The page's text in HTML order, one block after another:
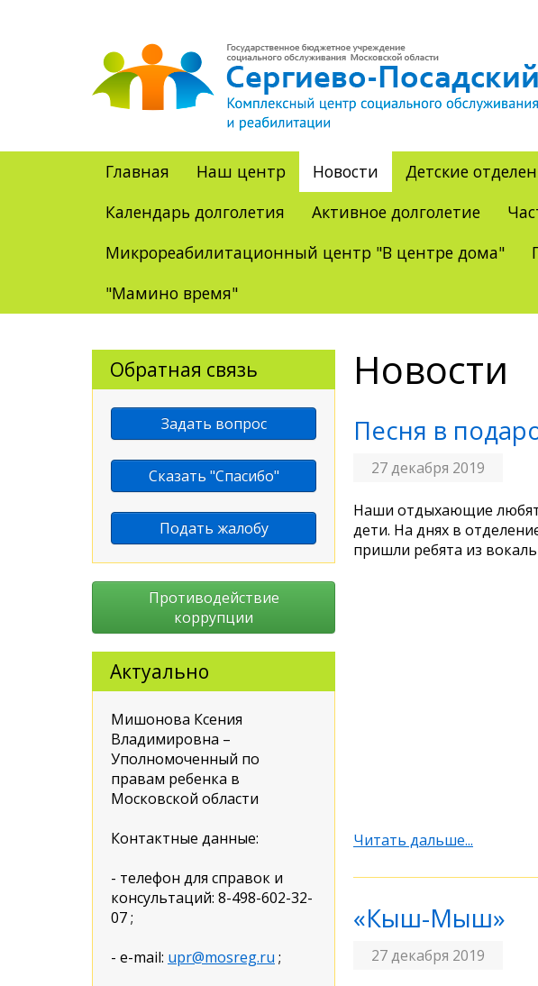
Главная Наш центр Новости Детские
Календарь долголетия
Активное долголетие
Микрореабилитационный центр "В центре дома"
"Мамино время"
Новости
Песня в
27 декабря 2019
Наши отдыхающие любят,
дети. На днях в
пришли ребята из
Читать дальше...
«Кыш-Мыш»
27 декабря 2019
Обратная связь
Задать вопрос
Сказать "Спасибо"
Подать жалобу
Противодействие
коррупции
Актуально
Мишонова Ксения
Владимировна –
Уполномоченный по
правам ребенка в
Московской области
Контактные данные:
- телефон для справок и
консультаций: 8-498-602-32-
07 ;
- e-mail: upr@mosreg.ru ;